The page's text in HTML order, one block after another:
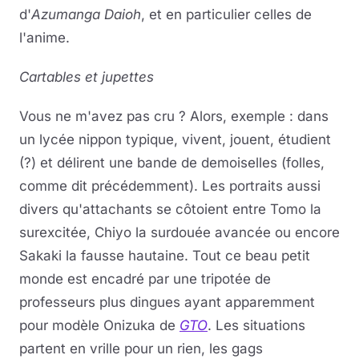
d'Azumanga Daioh, et en particulier celles de
l'anime.
Cartables et jupettes
Vous ne m'avez pas cru ? Alors, exemple : dans
un lycée nippon typique, vivent, jouent, étudient
(?) et délirent une bande de demoiselles (folles,
comme dit précédemment). Les portraits aussi
divers qu'attachants se côtoient entre Tomo la
surexcitée, Chiyo la surdouée avancée ou encore
Sakaki la fausse hautaine. Tout ce beau petit
monde est encadré par une tripotée de
professeurs plus dingues ayant apparemment
pour modèle Onizuka de GTO. Les situations
partent en vrille pour un rien, les gags